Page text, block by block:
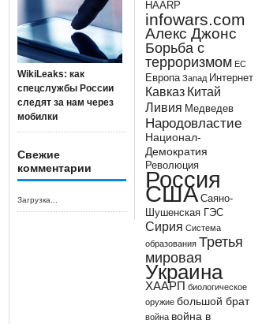
WikiLeaks: как
спецслужбы России
следят за нам через
мобилки
Свежие
комментарии
Загрузка...
HAARP
infowars.com
Алекс Джонс
Борьба с
терроризмом ЕС
Европа Запад Интернет
Кавказ Китай
Ливия Медведев
Народовластие
Национал-
Демократия
Революция
Россия
США Саяно-
Шушенская ГЭС
Сирия Система
образования Третья
мировая
Украина
ХААРП биологическое
оружие большой брат
война война в